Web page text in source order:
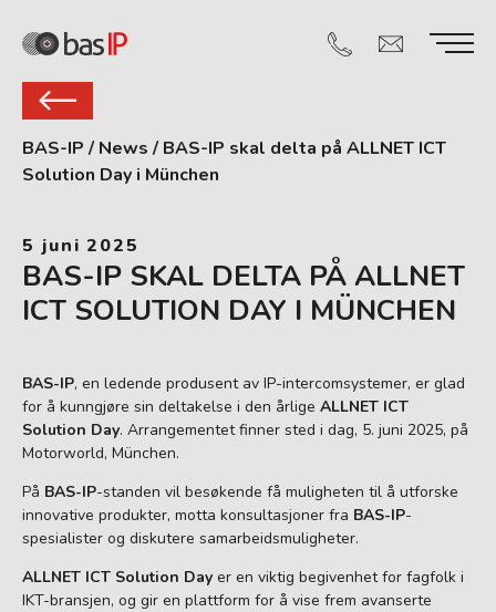
BAS-IP / News / BAS-IP skal delta på ALLNET ICT
Solution Day i München
5 juni 2025
BAS-IP SKAL DELTA PÅ ALLNET
ICT SOLUTION DAY I MÜNCHEN
BAS-IP, en ledende produsent av IP-intercomsystemer, er glad
for å kunngjøre sin deltakelse i den årlige ALLNET ICT
Solution Day. Arrangementet finner sted i dag, 5. juni 2025, på
Motorworld, München.
På BAS-IP-standen vil besøkende få muligheten til å utforske
innovative produkter, motta konsultasjoner fra BAS-IP-
spesialister og diskutere samarbeidsmuligheter.
ALLNET ICT Solution Day er en viktig begivenhet for fagfolk i
IKT-bransjen, og gir en plattform for å vise frem avanserte